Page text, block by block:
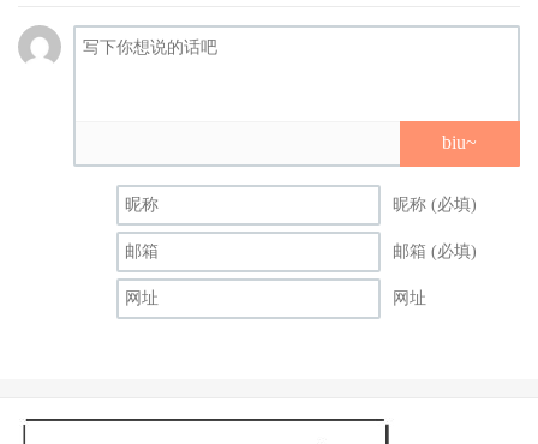
biu~
昵称 (必填)
邮箱 (必填)
网址